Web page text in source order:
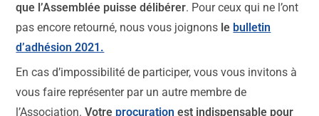
que l’Assemblée puisse délibérer. Pour ceux qui ne l’ont
pas encore retourné, nous vous joignons le bulletin
d’adhésion 2021.
En cas d’impossibilité de participer, vous vous invitons à
vous faire représenter par un autre membre de
l’Association.Votre procurationest indispensable pour